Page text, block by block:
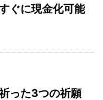
ぐに現金化可能
った3つの祈願